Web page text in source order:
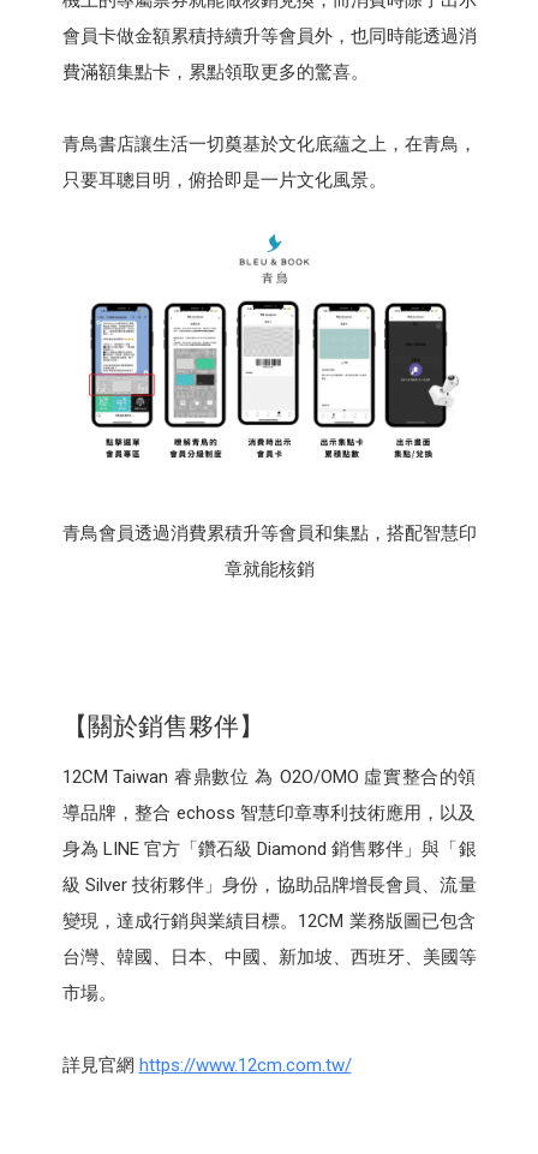
會員卡做金額累積持續升等會員外，也同時能透過消
費滿額集點卡，累點領取更多的驚喜。
青鳥書店讓生活一切奠基於文化底蘊之上，在青鳥，
只要耳聰目明，俯拾即是一片文化風景。
青鳥會員透過消費累積升等會員和集點，搭配智慧印
章就能核銷
【關於銷售夥伴】
12CM Taiwan 睿鼎數位 為 O2O/OMO 虛實整合的領
導品牌，整合 echoss 智慧印章專利技術應用，以及
身為 LINE 官方「鑽石級 Diamond 銷售夥伴」與「銀
級 Silver 技術夥伴」身份，協助品牌增長會員、流量
變現，達成行銷與業績目標。12CM 業務版圖已包含
台灣、韓國、日本、中國、新加坡、西班牙、美國等
市場。
詳見官網 https://www.12cm.com.tw/